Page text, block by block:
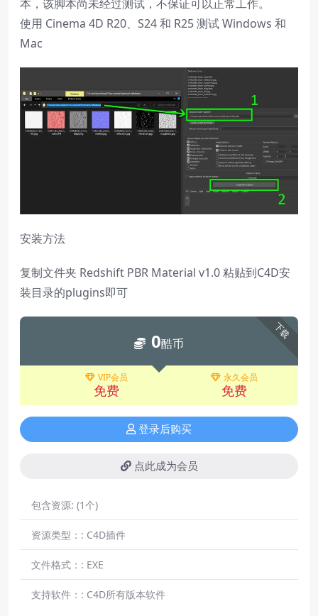
本，该脚本尚未经过测试，不保证可以正常工作。
使用 Cinema 4D R20、S24 和 R25 测试 Windows 和
Mac
安装方法
复制文件夹 Redshift PBR Material v1.0 粘贴到C4D安
装目录的plugins即可
下载
0酷币
VIP会员
免费
永久会员
免费
登录后购买
点此成为会员
包含资源: (1个)
资源类型：: C4D插件
文件格式：: EXE
支持软件：: C4D所有版本软件